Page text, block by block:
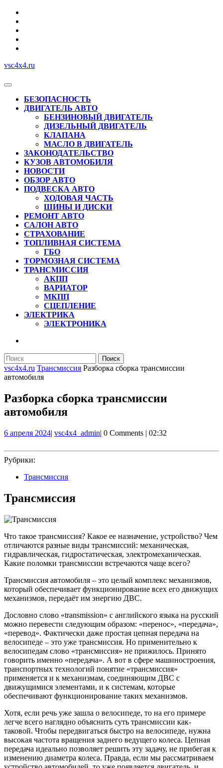
Перейти
содержимому
vsc4x4.ru
Кнопка
ОткрытьБЕЗОПАСНОСТЬ
ДВИГАТЕЛЬ АВТО
БЕНЗИНОВЫЙ ДВИГАТЕЛЬ
ДИЗЕЛЬНЫЙ ДВИГАТЕЛЬ
КЛАПАНА
МАСЛО В ДВИГАТЕЛЬ
ЗАКОНОДАТЕЛЬСТВО
КУЗОВ АВТОМОБИЛЯ
НОВОСТИ
ОБЗОР АВТО
ПОДВЕСКА АВТО
ХОДОВАЯ ЧАСТЬ
ШИНЫ И ДИСКИ
РЕМОНТ АВТО
САЛОН АВТО
СТРАХОВАНИЕ
ТОПЛИВНАЯ СИСТЕМА
ГБО
ТОРМОЗНАЯ СИСТЕМА
ТРАНСМИССИЯ
АКПП
ВАРИАТОР
МКПП
СЦЕПЛЕНИЕ
ЭЛЕКТРИКА
ЭЛЕКТРОНИКА
КНОПКА
Найти:
vsc4x4.ru Трансмиссия Разборка сборка трансмиссии
автомобиля
Разборка сборка трансмиссии
автомобиля
6 апреля 20246
2024
| vsc4x4_adminvsc4x4_admin
| 0 Comments | 02:32
Рубрики:
Трансмиссия
Трансмиссия
Что такое трансмиссия? Какое ее назначение, устройство? Чем
отличаются разные виды трансмиссий: механическая,
гидравлическая, гидростатическая, электромеханическая.
Какие поломки трансмиссии встречаются чаще всего?
Трансмиссия автомобиля – это целый комплекс механизмов,
который обеспечивает функционирование всех его движущих
механизмов, передаёт им энергию ДВС.
Дословно слово «transmission» с английского языка на русский
можно перевести следующим образом: «перенос», «передача»,
«перевод». Фактически даже простая цепная передача на
велосипеде – это уже трансмиссия. Но применительно к
велосипедам слово «трансмиссия» не прижилось. Принято
говорить именно «передача». А вот в сфере машиностроения,
транспортных технологий понятие «трансмиссия»
применяется и к механизмам, соединяющим ДВС с
движущимися элементами, и к системам, которые
обеспечивают функционирование таких механизмов.
Хотя, если речь уже зашла о велосипеде, то на его примере
легче всего наглядно объяснить суть трансмиссии как-
таковой. Чтобы передвигаться быстро на велосипеде, нужна
высокая частота вращения заднего ведущего колеса. Цепная
передача идеально позволяет решить эту задачу, не прибегая к
изменению диаметра колеса. Правда, если мы рассматриваем